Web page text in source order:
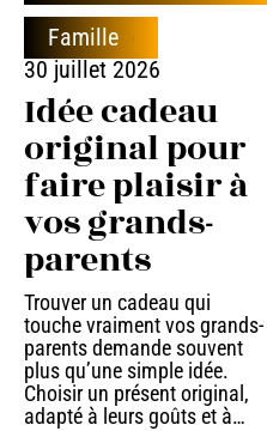
Famille
30 juillet 2026
Idée cadeau
original pour
faire plaisir à
vos grands-
parents
Trouver un cadeau qui
touche vraiment vos grands-
parents demande souvent
plus qu’une simple idée.
Choisir un présent original,
adapté à leurs goûts et à…